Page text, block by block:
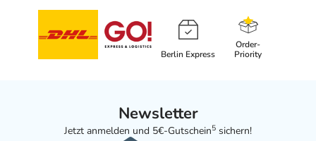
Berlin Express
Order-
Priority
Newsletter
Jetzt anmelden und 5€-Gutschein5 sichern!